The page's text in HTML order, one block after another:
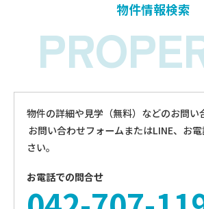
物件情報検索
物件の詳細や見学（無料）などのお問い
お問い合わせフォームまたはLINE、お
さい。
お電話での問合せ